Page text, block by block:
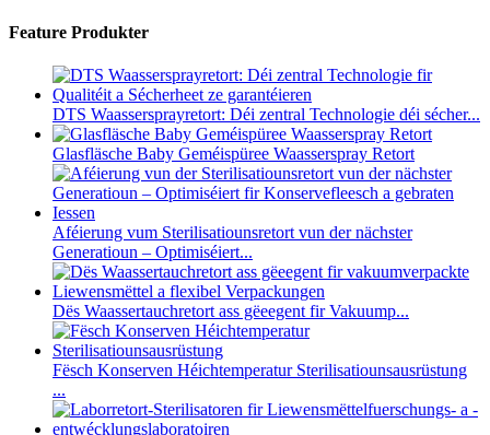
Feature Produkter
DTS Waassersprayretort: ​​Déi zentral Technologie déi sécher...
Glasfläsche Baby Geméispüree Waasserspray Retort
Aféierung vum Sterilisatiounsretort vun der nächster
Generatioun – Optimiséiert...
Dës Waassertauchretort ass gëeegent fir Vakuump...
Fësch Konserven Héichtemperatur Sterilisatiounsausrüstung
...